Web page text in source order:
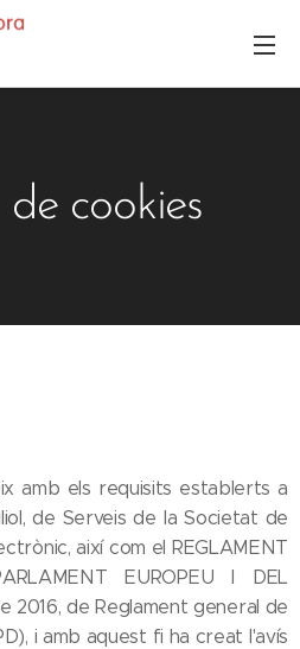
cookies
amb els requisits establerts a
de Serveis de la Societat de
així com el REGLAMENT
EUROPEU I DEL
2016, de Reglament general de
i amb aquest fi ha creat l'avís